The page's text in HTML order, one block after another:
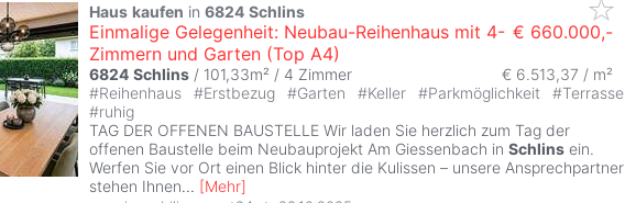
Haus kaufen in 6824 Schlins
Einmalige Gelegenheit: Neubau-Reihenhaus mit 4-
Zimmern und Garten (Top A4)
€ 660.000,-
6824 Schlins / 101,33m² / 4 Zimmer
€ 6.513,37 / m²
#Reihenhaus #Erstbezug #Garten #Keller #Parkmöglichkeit #Terrasse
#ruhig
TAG DER OFFENEN BAUSTELLE Wir laden Sie herzlich zum Tag der
offenen Baustelle beim Neubauprojekt Am Giessenbach in Schlins ein.
Werfen Sie vor Ort einen Blick hinter die Kulissen – unsere Ansprechpartner
stehen Ihnen... [Mehr]